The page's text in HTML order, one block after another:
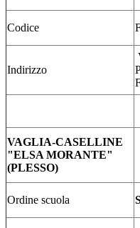
Codice
Indirizzo
VAGLIA-CASELLINE
"ELSA MORANTE"
(PLESSO)
Ordine scuola